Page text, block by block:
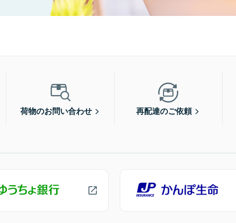
荷物のお問い合わせ 再配達のご依頼